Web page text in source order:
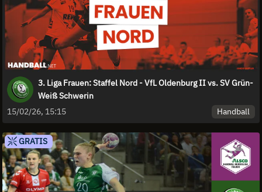
3. Liga Frauen: Staffel Nord - VfL Oldenburg II vs. SV Grün-
Weiß Schwerin
15/02/26, 15:15
Handball
GRATIS